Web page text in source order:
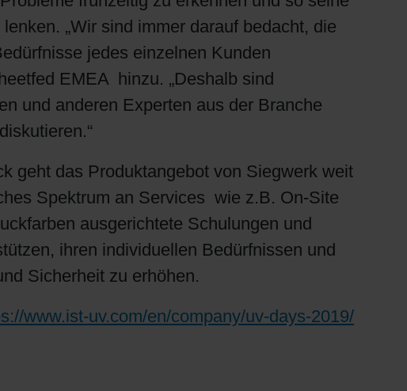
„Wir sind immer darauf bedacht, die
jedes einzelnen Kunden
EMEA hinzu. „Deshalb sind
und anderen Experten aus der Branche
geht das Produktangebot von Siegwerk weit
Spektrum an Services wie z.B. On-Site
ausgerichtete Schulungen und
ihren individuellen Bedürfnissen und
Sicherheit zu erhöhen.
www.ist-uv.com/en/company/uv-days-2019/